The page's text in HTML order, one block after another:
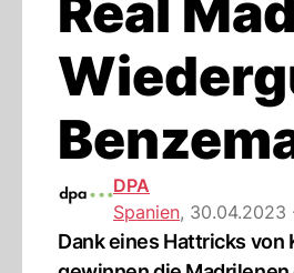
DPA
Spanien, 30.04.2023
Dank eines Hattricks von